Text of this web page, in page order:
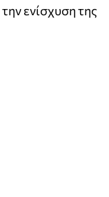
ενίσχυση της